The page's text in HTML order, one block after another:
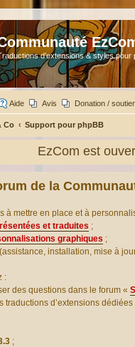
d'extensions & styles pour
Aide Avis Donation /
Co Support pour phpBB
EzCom est
de la
à mettre en place et à
et traduites ;
graphiques ;
(assistance, installation, mise à
:
des questions dans le forum «
traductions d’extensions
;